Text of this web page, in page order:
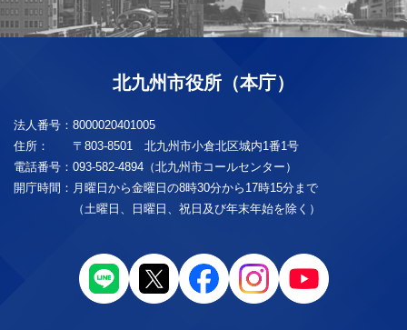
北九州市役所（本庁）
法人番号： 8000020401005
住所：
〒803-8501 北九州市小倉北区城内1番1号
電話番号： 093-582-4894（北九州市コールセンター）
開庁時間： 月曜日から金曜日の8時30分から17時15分まで
（土曜日、日曜日、祝日及び年末年始を除く）